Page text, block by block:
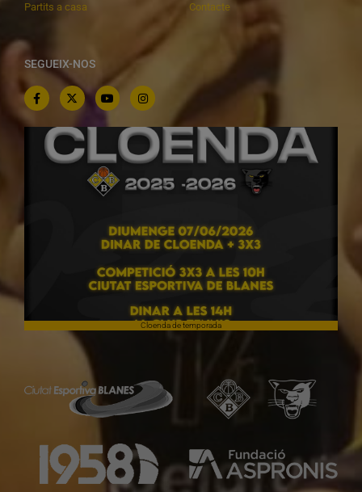
Partits a casa
Contacte
SEGUEIX-NOS
Cloenda de temporada